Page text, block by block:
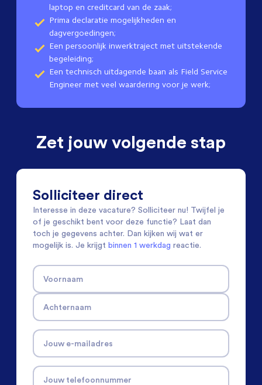
laptop en creditcard van de zaak;
Prima declaratie mogelijkheden en
dagvergoedingen;
Een persoonlijk inwerktraject met uitstekende
begeleiding;
Een technisch uitdagende baan als Field Service
Engineer met veel waardering voor je werk;
Zet jouw volgende stap
Solliciteer direct
Interesse in deze vacature? Solliciteer nu! Twijfel je
of je geschikt bent voor deze functie? Laat dan
toch je gegevens achter. Dan kijken wij wat er
mogelijk is. Je krijgt binnen 1 werkdag reactie.
Voornaam
Achternaam
Jouw e-mailadres
Jouw telefoonnummer